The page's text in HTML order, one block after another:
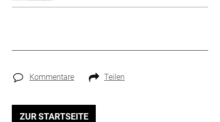
Kommentare Teilen
ZUR STARTSEITE